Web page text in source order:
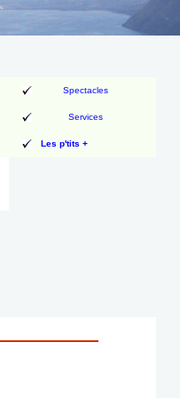
Spectacles
Services
Les p'tits +